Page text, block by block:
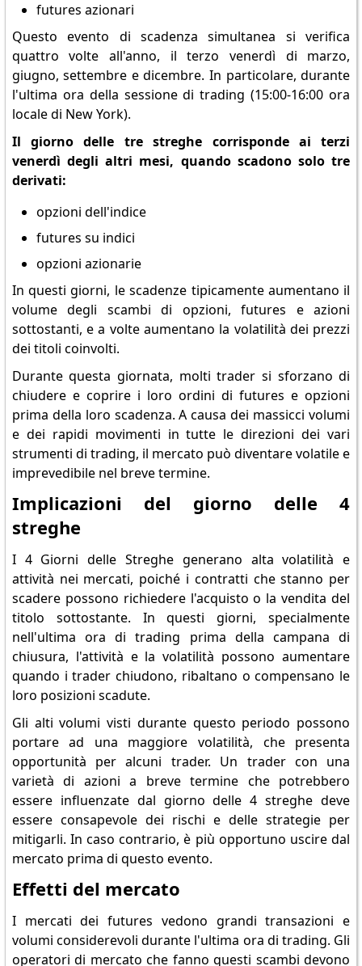
futures azionari
Questo evento di scadenza simultanea si verifica
quattro volte all'anno, il terzo venerdì di marzo,
giugno, settembre e dicembre. In particolare, durante
l'ultima ora della sessione di trading (15:00-16:00 ora
locale di New York).
Il giorno delle tre streghe corrisponde ai terzi
venerdì degli altri mesi, quando scadono solo tre
derivati:
opzioni dell'indice
futures su indici
opzioni azionarie
In questi giorni, le scadenze tipicamente aumentano il
volume degli scambi di opzioni, futures e azioni
sottostanti, e a volte aumentano la volatilità dei prezzi
dei titoli coinvolti.
Durante questa giornata, molti trader si sforzano di
chiudere e coprire i loro ordini di futures e opzioni
prima della loro scadenza. A causa dei massicci volumi
e dei rapidi movimenti in tutte le direzioni dei vari
strumenti di trading, il mercato può diventare volatile e
imprevedibile nel breve termine.
Implicazioni del giorno delle 4
streghe
I 4 Giorni delle Streghe generano alta volatilità e
attività nei mercati, poiché i contratti che stanno per
scadere possono richiedere l'acquisto o la vendita del
titolo sottostante. In questi giorni, specialmente
nell'ultima ora di trading prima della campana di
chiusura, l'attività e la volatilità possono aumentare
quando i trader chiudono, ribaltano o compensano le
loro posizioni scadute.
Gli alti volumi visti durante questo periodo possono
portare ad una maggiore volatilità, che presenta
opportunità per alcuni trader. Un trader con una
varietà di azioni a breve termine che potrebbero
essere influenzate dal giorno delle 4 streghe deve
essere consapevole dei rischi e delle strategie per
mitigarli. In caso contrario, è più opportuno uscire dal
mercato prima di questo evento.
Effetti del mercato
I mercati dei futures vedono grandi transazioni e
volumi considerevoli durante l'ultima ora di trading. Gli
operatori di mercato che fanno questi scambi devono